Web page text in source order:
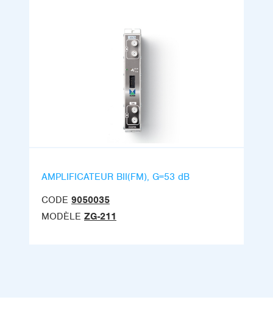
AMPLIFICATEUR BII(FM), G=53 dB
CODE 9050035
MODÈLE ZG-211